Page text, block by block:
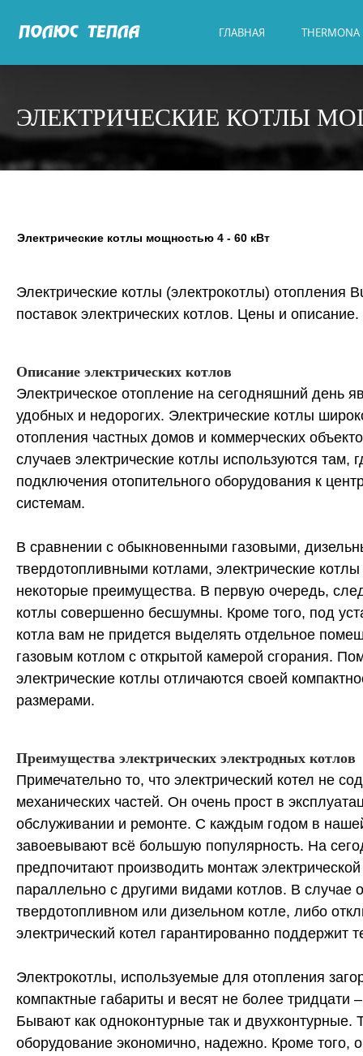
ГЛАВНАЯ THERMONA
ЭЛЕКТРИЧЕСКИЕ КОТЛЫ
Электрические котлы мощностью 4 - 60 кВт
Электрические котлы (электрокотлы) отопления
поставок электрических котлов. Цены и описание.
Описание электрических котлов
Электрическое отопление на сегодняшний день
удобных и недорогих. Электрические котлы
отопления частных домов и коммерческих
случаев электрические котлы используются там,
подключения отопительного оборудования к
системам.
В сравнении с обыкновенными газовыми,
твердотопливными котлами, электрические
некоторые преимущества. В первую очередь,
котлы совершенно бесшумны. Кроме того, под
котла вам не придется выделять отдельное
газовым котлом с открытой камерой сгорания.
электрические котлы отличаются своей
размерами.
Преимущества электрических электродных котлов
Примечательно то, что электрический котел не
механических частей. Он очень прост в
обслуживании и ремонте. С каждым годом в
завоевывают всё большую популярность. На
предпочитают производить монтаж
параллельно с другими видами котлов. В случае
твердотопливном или дизельном котле, либо
электрический котел гарантированно
Электрокотлы, используемые для отопления
компактные габариты и весят не более тридцати
Бывают как одноконтурные так и двухконтурные.
оборудование экономично, надежно. Кроме того,